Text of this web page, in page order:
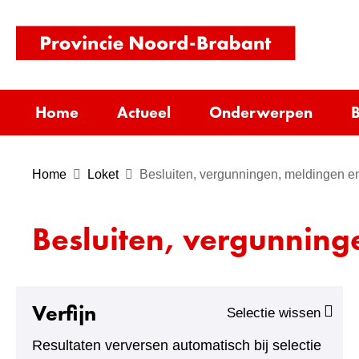
homepage)
Home Actueel Onderwerpen
a
t
r
s
Home Loket Besluiten, vergunningen, meldingen
Besluiten,
Verfijn
Resultaten verversen automatisch bij selectie
Selectie wissen